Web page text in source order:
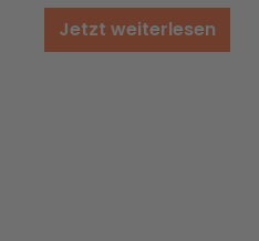
Jetzt weiterlesen